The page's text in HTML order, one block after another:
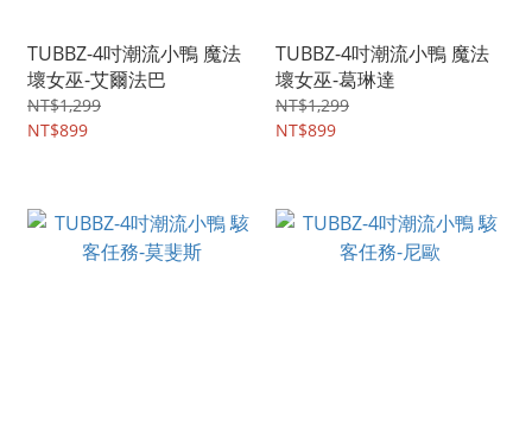
TUBBZ-4吋潮流小鴨 魔法
壞女巫-艾爾法巴
NT$1,299
NT$899
TUBBZ-4吋潮流小鴨 魔法
壞女巫-葛琳達
NT$1,299
NT$899